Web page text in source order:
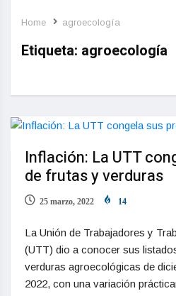
Home agroecología
Etiqueta: agroecología
Inflación: La UTT
de frutas y verduras
25 marzo, 2022 14
La Unión de Trabajadores y
(UTT) dio a conocer sus
verduras agroecológicas de
2022, con una variación